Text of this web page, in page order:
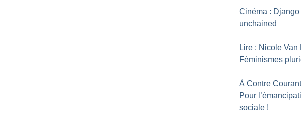
Cinéma : Django
unchained
Lire : Nicole Van
Féminismes
À Contre
Pour
sociale !